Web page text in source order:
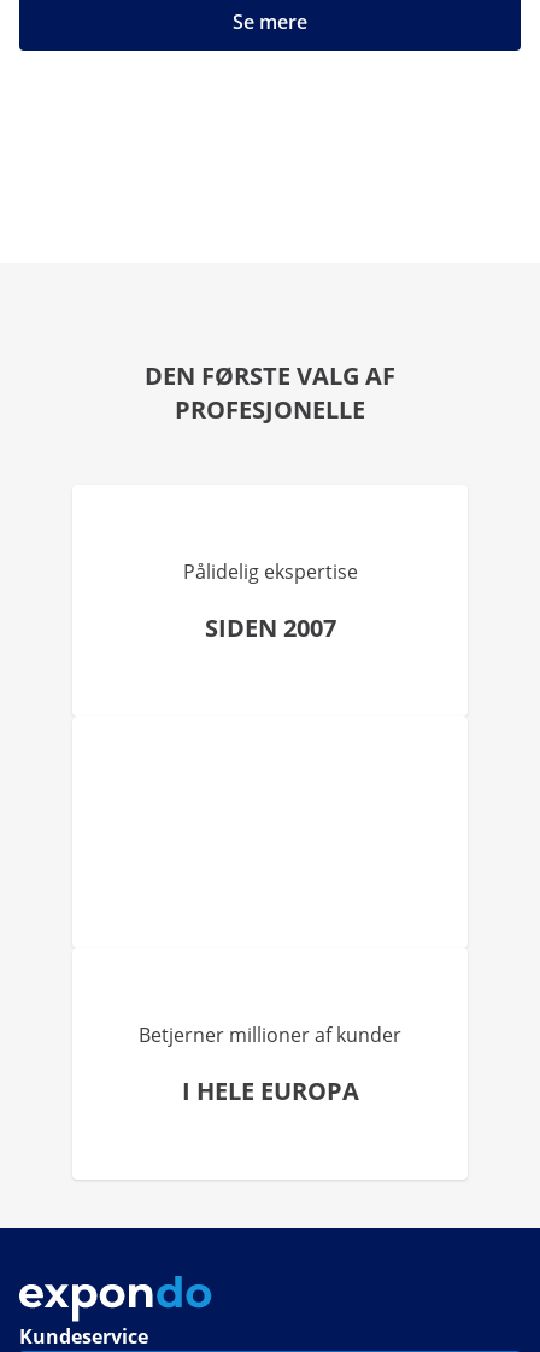
Se mere
DEN FØRSTE VALG AF
PROFESJONELLE
Pålidelig ekspertise
SIDEN 2007
Betjerner millioner af kunder
I HELE EUROPA
Kundeservice